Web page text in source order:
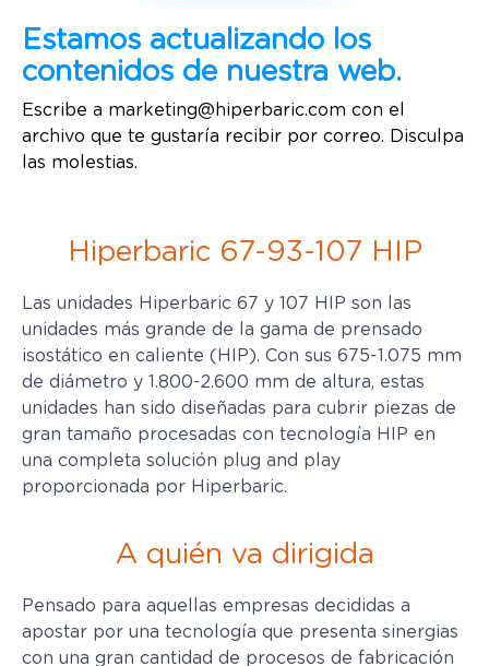
Estamos actualizando los
contenidos de nuestra web.
Escribe a marketing@hiperbaric.com con el
archivo que te gustaría recibir por correo. Disculpa
las molestias.
Hiperbaric 67-93-107 HIP
Las unidades Hiperbaric 67 y 107 HIP son las
unidades más grande de la gama de prensado
isostático en caliente (HIP). Con sus 675-1.075 mm
de diámetro y 1.800-2.600 mm de altura, estas
unidades han sido diseñadas para cubrir piezas de
gran tamaño procesadas con tecnología HIP en
una completa solución plug and play
proporcionada por Hiperbaric.
A quién va dirigida
Pensado para aquellas empresas decididas a
apostar por una tecnología que presenta sinergias
con una gran cantidad de procesos de fabricación